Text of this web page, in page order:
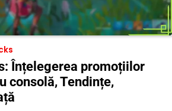
Înțelegerea promoțiilor
consolă, Tendințe,